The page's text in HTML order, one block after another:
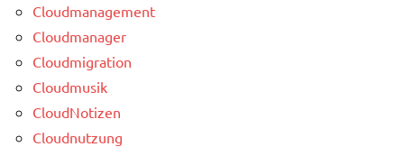
Cloudmanagement
Cloudmanager
Cloudmigration
Cloudmusik
CloudNotizen
Cloudnutzung